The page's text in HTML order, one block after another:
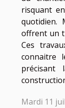
risquant
quotidien.
offrent un
Ces
connaitre
Mardi 11